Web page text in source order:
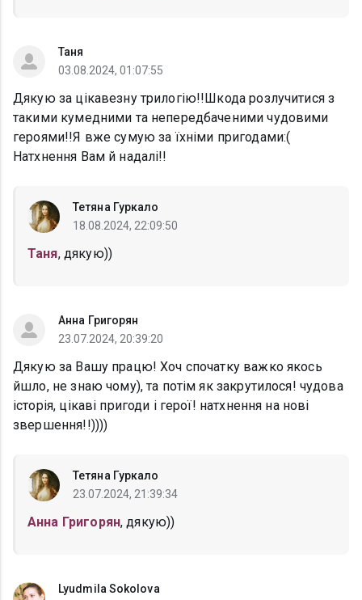
Таня
03.08.2024, 01:07:55
Дякую за цікавезну трилогію!!Шкода розлучитися з
такими кумедними та непередбаченими чудовими
героями!!Я вже сумую за їхніми пригодами:(
Натхнення Вам й надалі!!
Тетяна Гуркало
18.08.2024, 22:09:50
Таня, дякую))
Анна Григорян
23.07.2024, 20:39:20
Дякую за Вашу працю! Хоч спочатку важко якось
йшло, не знаю чому), та потім як закрутилося! чудова
історія, цікаві пригоди і герої! натхнення на нові
звершення!!))))
Тетяна Гуркало
23.07.2024, 21:39:34
Анна Григорян, дякую))
Lyudmila Sokolova